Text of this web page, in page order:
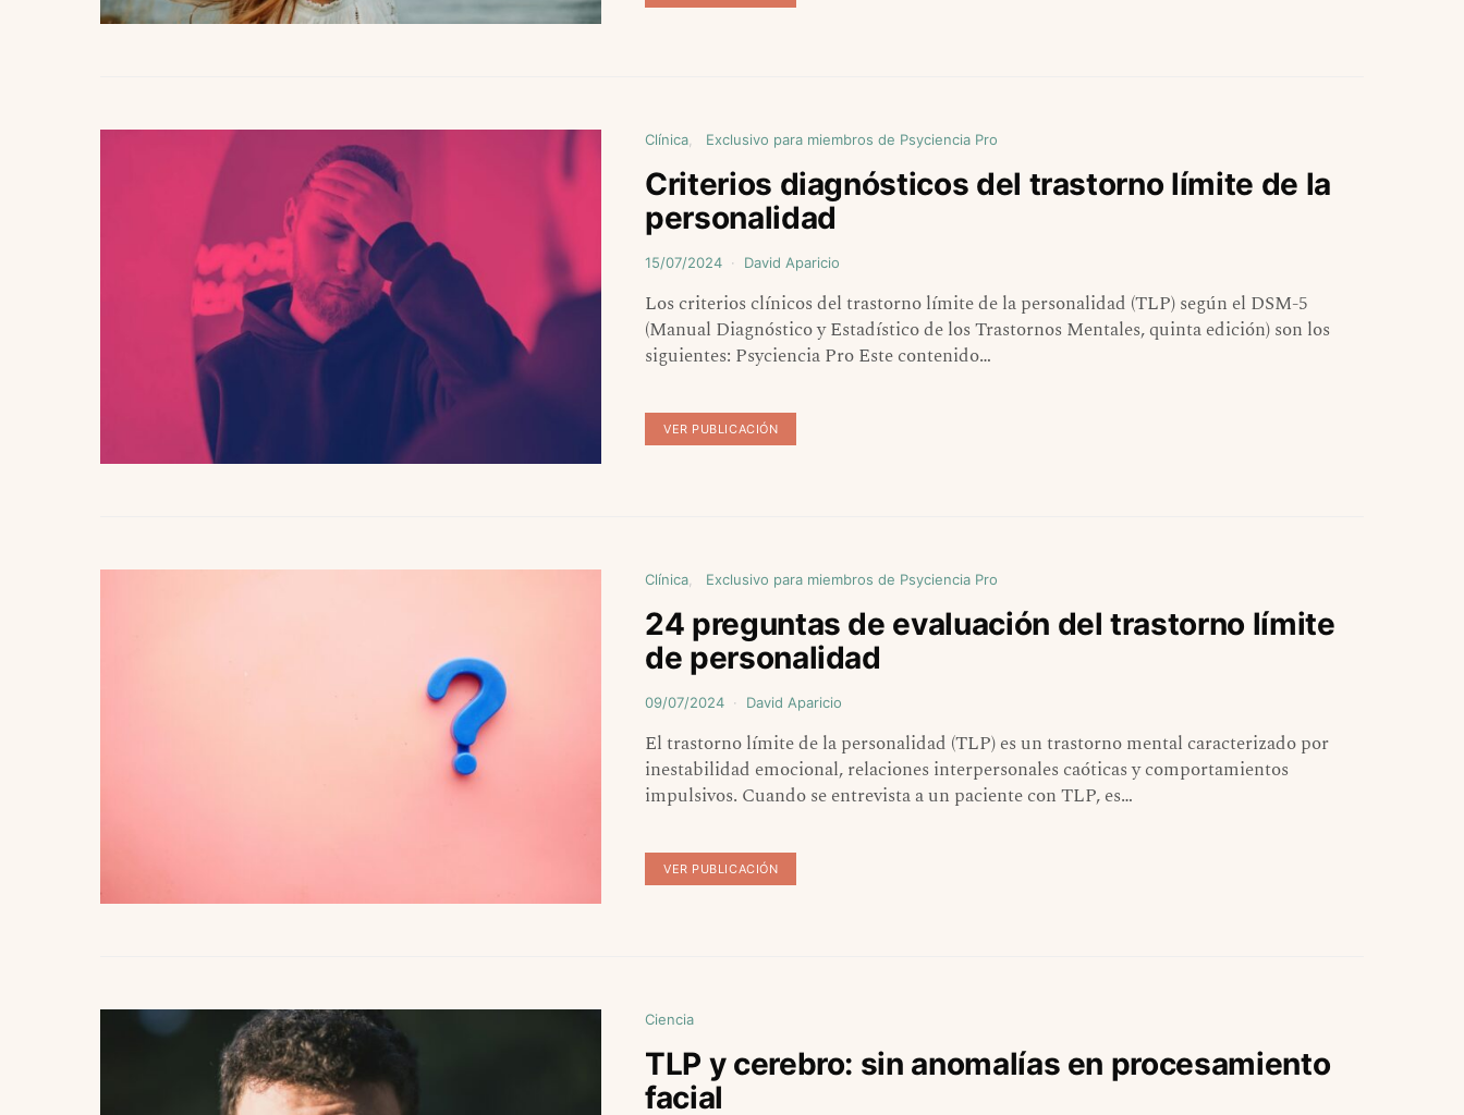
Clínica Exclusivo para miembros de Psyciencia Pro
Criterios diagnósticos del trastorno límite de la
personalidad
15/07/2024 David Aparicio
Los criterios clínicos del trastorno límite de la personalidad (TLP) según el DSM-5
(Manual Diagnóstico y Estadístico de los Trastornos Mentales, quinta edición) son los
siguientes: Psyciencia Pro Este contenido…
VER PUBLICACIÓN
Clínica Exclusivo para miembros de Psyciencia Pro
24 preguntas de evaluación del trastorno límite
de personalidad
09/07/2024 David Aparicio
El trastorno límite de la personalidad (TLP) es un trastorno mental caracterizado por
inestabilidad emocional, relaciones interpersonales caóticas y comportamientos
impulsivos. Cuando se entrevista a un paciente con TLP, es…
VER PUBLICACIÓN
Ciencia
TLP y cerebro: sin anomalías en procesamiento
facial